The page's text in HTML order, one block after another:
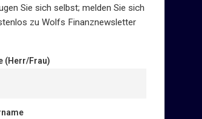
Sie sich selbst; melden Sie sich
zu Wolfs Finanznewsletter
(Herr/Frau)